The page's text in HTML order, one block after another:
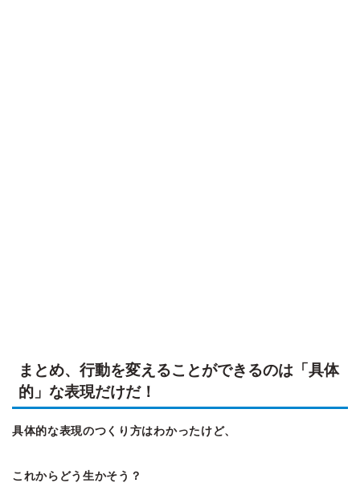
まとめ、行動を変えることができるのは「具体
的」な表現だけだ！
具体的な表現のつくり方はわかったけど、
これからどう生かそう？